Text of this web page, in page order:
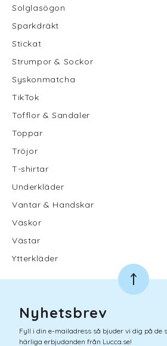
Solglasögon
Sparkdräkt
Stickat
Strumpor & Sockor
Syskonmatcha
TikTok
Tofflor & Sandaler
Toppar
Tröjor
T-shirtar
Underkläder
Vantar & Handskar
Väskor
Västar
Ytterkläder
Nyhetsbrev
Fyll i din e-mailadress så bjuder vi dig på de
härliga erbjudanden från Lucca.se!